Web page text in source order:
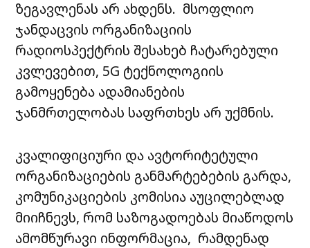
ზეგავლენას არ ახდენს. მსოფლიო
ჯანდაცვის ორგანიზაციის
რადიოსპექტრის შესახებ ჩატარებული
კვლევებით, 5G ტექნოლოგიის
გამოყენება ადამიანების
ჯანმრთელობას საფრთხეს არ უქმნის.
კვალიფიციური და ავტორიტეტული
ორგანიზაციების განმარტებების გარდა,
კომუნიკაციების კომისია აუცილებლად
მიიჩნევს, რომ საზოგადოებას მიაწოდოს
ამომწურავი ინფორმაცია, რამდენად